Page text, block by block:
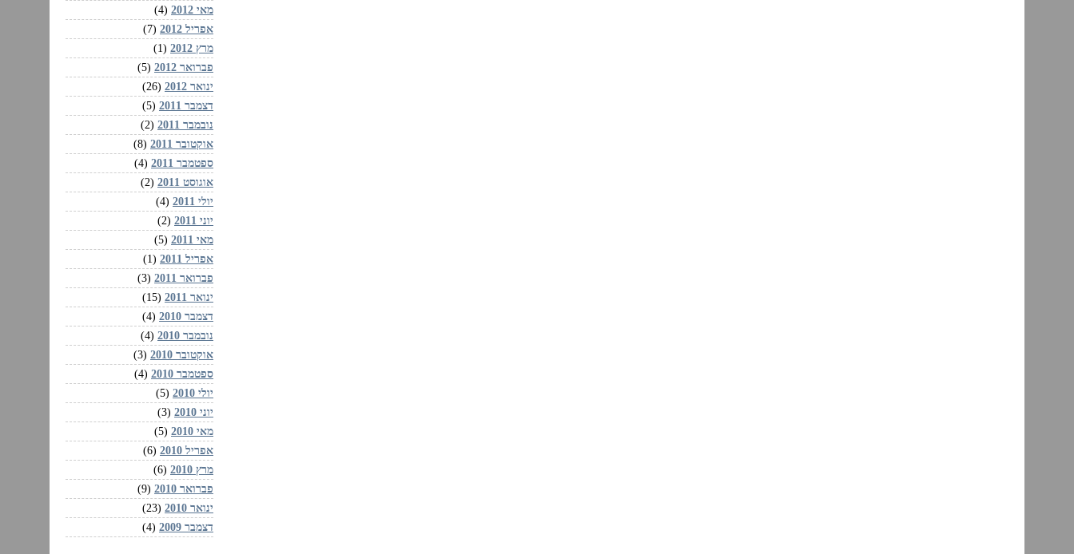
מאי 2012
(4)
אפריל 2012
(7)
מרץ 2012
(1)
פברואר 2012
(5)
ינואר 2012
(26)
דצמבר 2011
(5)
נובמבר 2011
(2)
אוקטובר 2011
(8)
ספטמבר 2011
(4)
אוגוסט 2011
(2)
יולי 2011
(4)
יוני 2011
(2)
מאי 2011
(5)
אפריל 2011
(1)
פברואר 2011
(3)
ינואר 2011
(15)
דצמבר 2010
(4)
נובמבר 2010
(4)
אוקטובר 2010
(3)
ספטמבר 2010
(4)
יולי 2010
(5)
יוני 2010
(3)
מאי 2010
(5)
אפריל 2010
(6)
מרץ 2010
(6)
פברואר 2010
(9)
ינואר 2010
(23)
דצמבר 2009
(4)